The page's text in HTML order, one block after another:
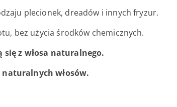
plecionek, dreadów i innych fryzur.
bez użycia środków chemicznych.
się z włosa naturalnego.
włosów.